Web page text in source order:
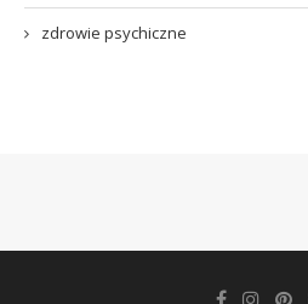
zdrowie psychiczne